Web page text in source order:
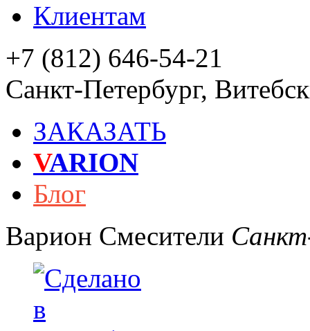
Клиентам
+7 (812) 646-54-21
Санкт-Петербург,
ЗАКАЗАТЬ
VARION
Блог
Варион Смесители